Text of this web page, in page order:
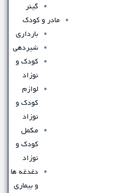
گینر
مادر و کودک
بارداری
شیردهی
کودک و
نوزاد
لوازم
کودک و
نوزاد
مکمل
کودک و
نوزاد
دغدغه ها
و بیماری